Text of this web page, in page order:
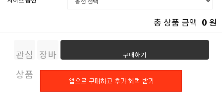
총 상품 금액 0 원
관심
상품
장바
구니
구매하기